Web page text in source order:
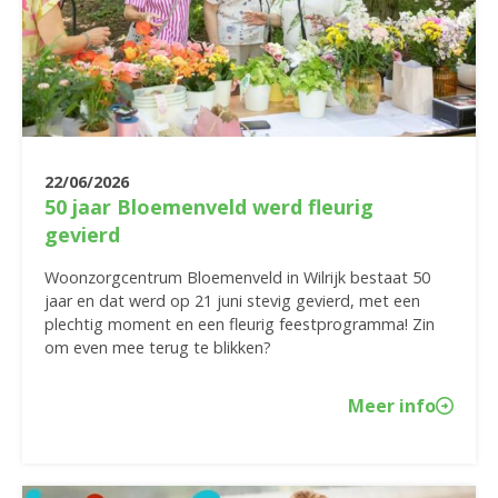
22/06/2026
50 jaar Bloemenveld werd fleurig
gevierd
Woonzorgcentrum Bloemenveld in Wilrijk bestaat 50
jaar en dat werd op 21 juni stevig gevierd, met een
plechtig moment en een fleurig feestprogramma! Zin
om even mee terug te blikken?
Meer info